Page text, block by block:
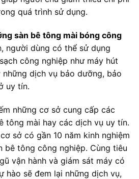
quá trình sử dụng.
sàn bê tông mài bóng công
người dùng có thể sử dụng
công nghiệp như máy hút
dịch vụ bảo dưỡng, bảo
uy tín.
những cơ sở cung cấp các
tông mài hay các dịch vụ uy tín.
sở có gần 10 năm kinh nghiệm
bê tông công nghiệp. Cùng tiêu
vận hành và giám sát máy có
hào sẽ đem lại những dịch vụ,